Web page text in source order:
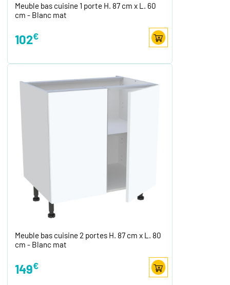
Meuble bas cuisine 1 porte H. 87 cm x L. 60
cm - Blanc mat
102€
Meuble bas cuisine 2 portes H. 87 cm x L. 80
cm - Blanc mat
149€